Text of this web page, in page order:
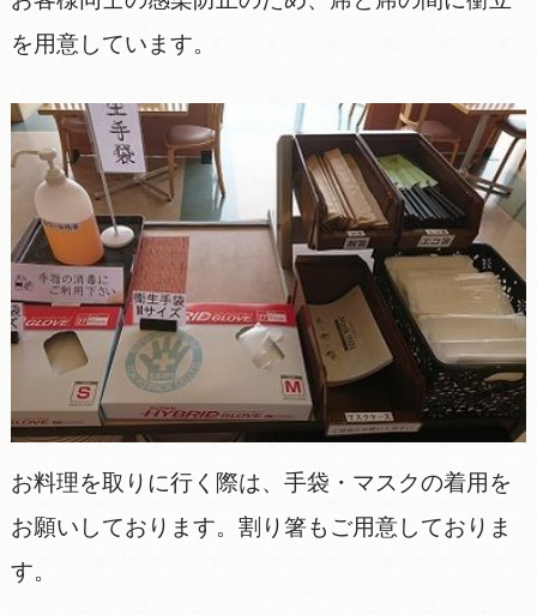
を用意しています。
お料理を取りに行く際は、手袋・マスクの着用を
お願いしております。割り箸もご用意しておりま
す。